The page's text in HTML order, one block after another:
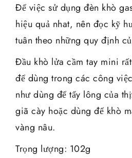
Để việc sử dụng đèn khò
hiệu quả nhat, nên đọc kỹ
tuân theo những quy định
Đầu khò lửa cầm tay mini
để dùng trong các công
như dùng để tẩy lông của
giã cày hoặc dùng để khò
vàng nâu.
Trọng lượng: 102g